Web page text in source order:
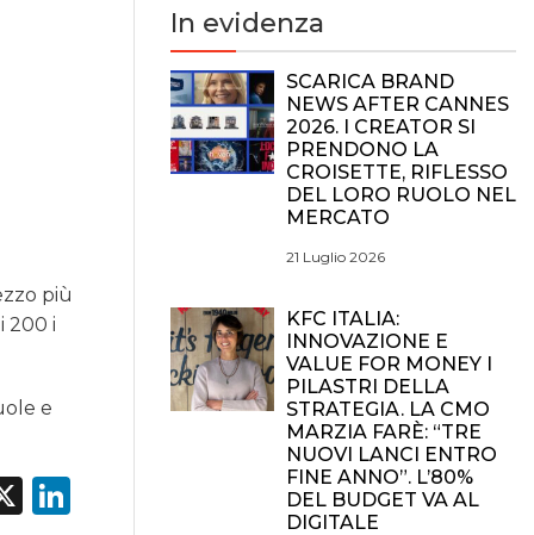
più
200 i
e
X LinkedIn
In evidenza
SCARICA BRAND
NEWS AFTER CANNES
2026. I CREATOR SI
PRENDONO LA
CROISETTE, RIFLESSO
DEL LORO RUOLO NEL
MERCATO
21 Luglio 2026
KFC ITALIA:
INNOVAZIONE E
VALUE FOR MONEY I
PILASTRI DELLA
STRATEGIA. LA CMO
MARZIA FARÈ: “TRE
NUOVI LANCI ENTRO
FINE ANNO”. L’80%
DEL BUDGET VA AL
DIGITALE